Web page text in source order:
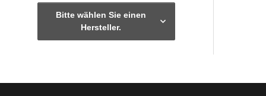
Bitte wählen Sie einen
Hersteller.